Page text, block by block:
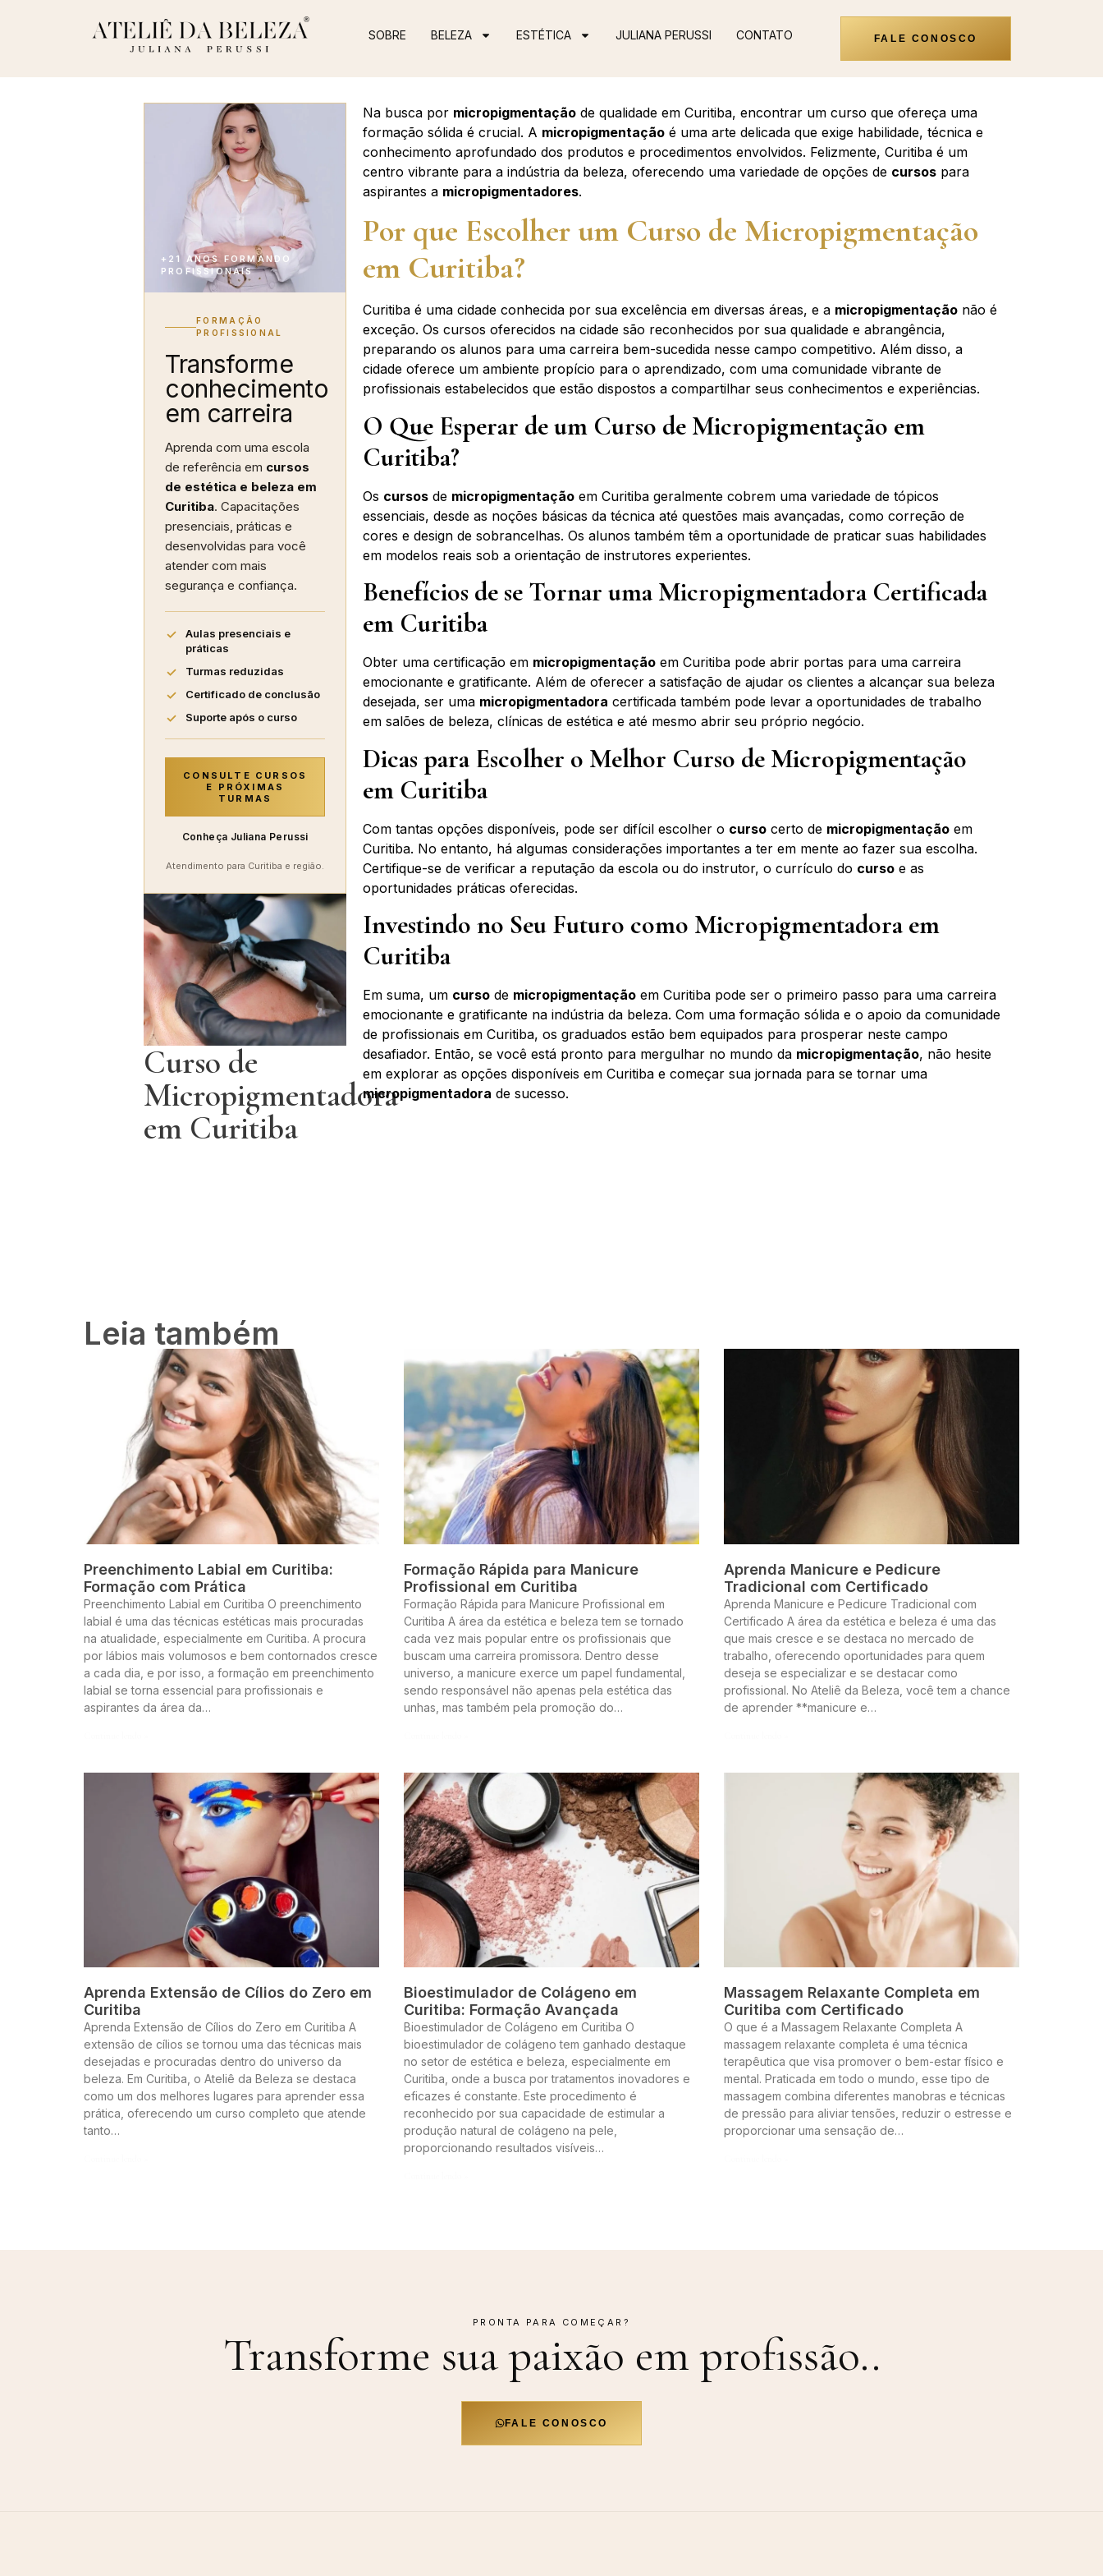
SOBRE BELEZA ESTÉTICA JULIANA PERUSSI CONTATO FALE CONOSCO
+21 ANOS FORMANDO
PROFISSIONAIS
FORMAÇÃO
PROFISSIONAL
Transforme
conhecimento
em carreira
Aprenda com uma escola
de referência em cursos
de estética e beleza em
Curitiba. Capacitações
presenciais, práticas e
desenvolvidas para você
atender com mais
segurança e confiança.
Aulas presenciais e
práticas
Turmas reduzidas
Certificado de conclusão
Suporte após o curso
CONSULTE CURSOS
E PRÓXIMAS
TURMAS
Conheça Juliana Perussi
Atendimento para Curitiba e região.
Curso de
Micropigmentadora
em Curitiba
Na busca por micropigmentação de qualidade em Curitiba, encontrar um curso que ofereça uma
formação sólida é crucial. A micropigmentação é uma arte delicada que exige habilidade, técnica e
conhecimento aprofundado dos produtos e procedimentos envolvidos. Felizmente, Curitiba é um
centro vibrante para a indústria da beleza, oferecendo uma variedade de opções de cursos para
aspirantes a micropigmentadores.
Por que Escolher um Curso de Micropigmentação
em Curitiba?
Curitiba é uma cidade conhecida por sua excelência em diversas áreas, e a micropigmentação não é
exceção. Os cursos oferecidos na cidade são reconhecidos por sua qualidade e abrangência,
preparando os alunos para uma carreira bem-sucedida nesse campo competitivo. Além disso, a
cidade oferece um ambiente propício para o aprendizado, com uma comunidade vibrante de
profissionais estabelecidos que estão dispostos a compartilhar seus conhecimentos e experiências.
O Que Esperar de um Curso de Micropigmentação em
Curitiba?
Os cursos de micropigmentação em Curitiba geralmente cobrem uma variedade de tópicos
essenciais, desde as noções básicas da técnica até questões mais avançadas, como correção de
cores e design de sobrancelhas. Os alunos também têm a oportunidade de praticar suas habilidades
em modelos reais sob a orientação de instrutores experientes.
Benefícios de se Tornar uma Micropigmentadora Certificada
em Curitiba
Obter uma certificação em micropigmentação em Curitiba pode abrir portas para uma carreira
emocionante e gratificante. Além de oferecer a satisfação de ajudar os clientes a alcançar sua beleza
desejada, ser uma micropigmentadora certificada também pode levar a oportunidades de trabalho
em salões de beleza, clínicas de estética e até mesmo abrir seu próprio negócio.
Dicas para Escolher o Melhor Curso de Micropigmentação
em Curitiba
Com tantas opções disponíveis, pode ser difícil escolher o curso certo de micropigmentação em
Curitiba. No entanto, há algumas considerações importantes a ter em mente ao fazer sua escolha.
Certifique-se de verificar a reputação da escola ou do instrutor, o currículo do curso e as
oportunidades práticas oferecidas.
Investindo no Seu Futuro como Micropigmentadora em
Curitiba
Em suma, um curso de micropigmentação em Curitiba pode ser o primeiro passo para uma carreira
emocionante e gratificante na indústria da beleza. Com uma formação sólida e o apoio da comunidade
de profissionais em Curitiba, os graduados estão bem equipados para prosperar neste campo
desafiador. Então, se você está pronto para mergulhar no mundo da micropigmentação, não hesite
em explorar as opções disponíveis em Curitiba e começar sua jornada para se tornar uma
micropigmentadora de sucesso.
Leia também
Preenchimento Labial em Curitiba:
Formação com Prática
Preenchimento Labial em Curitiba O preenchimento
labial é uma das técnicas estéticas mais procuradas
na atualidade, especialmente em Curitiba. A procura
por lábios mais volumosos e bem contornados cresce
a cada dia, e por isso, a formação em preenchimento
labial se torna essencial para profissionais e
aspirantes da área da…
Formação Rápida para Manicure
Profissional em Curitiba
Formação Rápida para Manicure Profissional em
Curitiba A área da estética e beleza tem se tornado
cada vez mais popular entre os profissionais que
buscam uma carreira promissora. Dentro desse
universo, a manicure exerce um papel fundamental,
sendo responsável não apenas pela estética das
unhas, mas também pela promoção do…
Aprenda Manicure e Pedicure
Tradicional com Certificado
Aprenda Manicure e Pedicure Tradicional com
Certificado A área da estética e beleza é uma das
que mais cresce e se destaca no mercado de
trabalho, oferecendo oportunidades para quem
deseja se especializar e se destacar como
profissional. No Ateliê da Beleza, você tem a chance
de aprender **manicure e…
Aprenda Extensão de Cílios do Zero em
Curitiba
Aprenda Extensão de Cílios do Zero em Curitiba A
extensão de cílios se tornou uma das técnicas mais
desejadas e procuradas dentro do universo da
beleza. Em Curitiba, o Ateliê da Beleza se destaca
como um dos melhores lugares para aprender essa
prática, oferecendo um curso completo que atende
tanto…
Bioestimulador de Colágeno em
Curitiba: Formação Avançada
Bioestimulador de Colágeno em Curitiba O
bioestimulador de colágeno tem ganhado destaque
no setor de estética e beleza, especialmente em
Curitiba, onde a busca por tratamentos inovadores e
eficazes é constante. Este procedimento é
reconhecido por sua capacidade de estimular a
produção natural de colágeno na pele,
proporcionando resultados visíveis…
Massagem Relaxante Completa em
Curitiba com Certificado
O que é a Massagem Relaxante Completa A
massagem relaxante completa é uma técnica
terapêutica que visa promover o bem-estar físico e
mental. Praticada em todo o mundo, esse tipo de
massagem combina diferentes manobras e técnicas
de pressão para aliviar tensões, reduzir o estresse e
proporcionar uma sensação de…
PRONTA PARA COMEÇAR?
Transforme sua paixão emprofissão..
FALE CONOSCO